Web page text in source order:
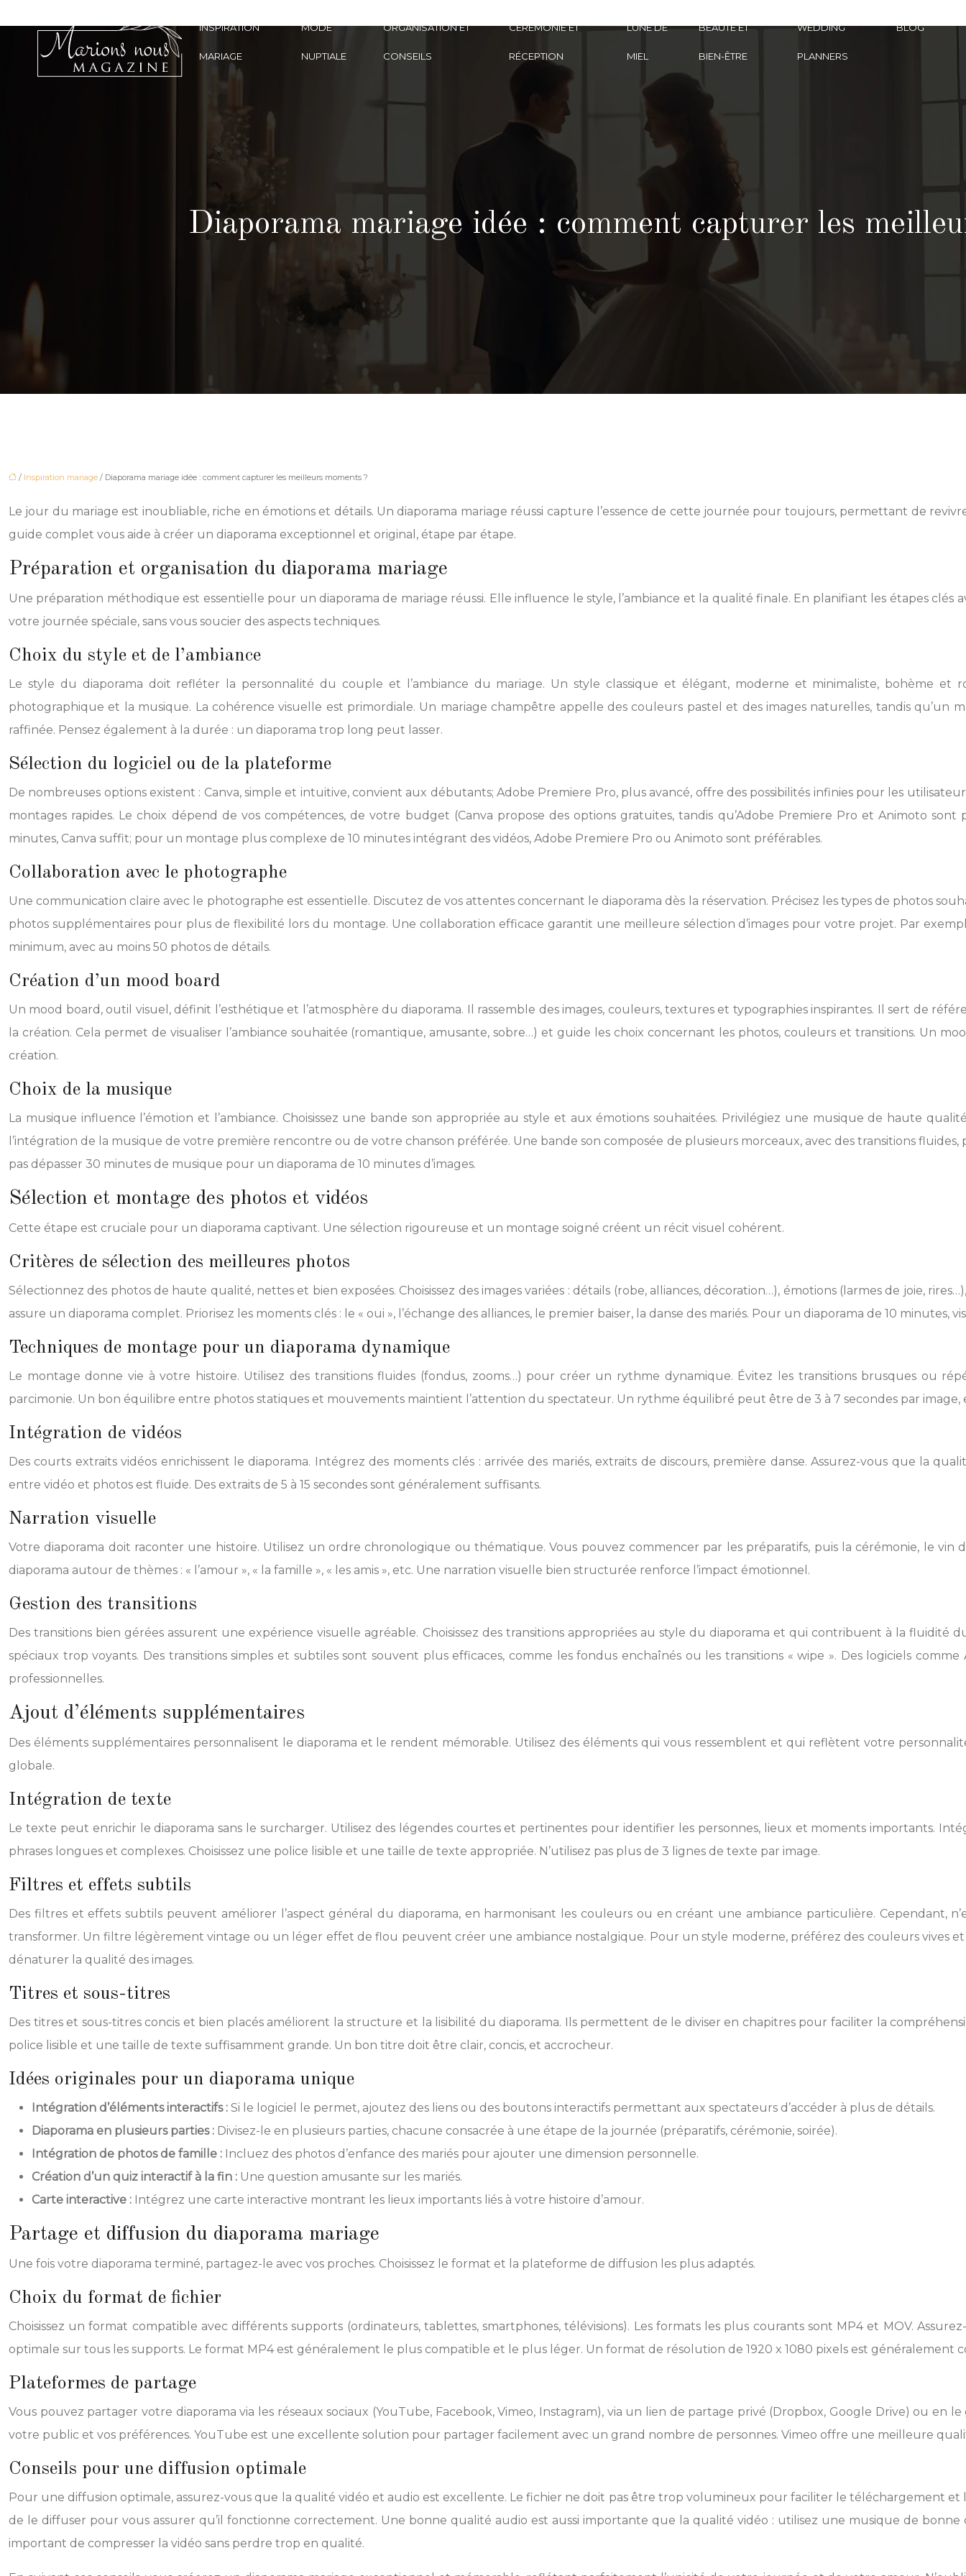
INSPIRATION
MARIAGE
MODE
NUPTIALE
ORGANISATION ET
CONSEILS
CÉRÉMONIE ET
RÉCEPTION
LUNE DE
MIEL
BEAUTÉ ET
BIEN-ÊTRE
WEDDING
PLANNERS
BLOG
Diaporama mariage idée : comment capturer les
/ Inspiration mariage / Diaporama mariage idée : comment capturer les meilleurs moments ?
Le jour du mariage est inoubliable, riche en émotions et détails. Un diaporama mariage réussi capture l’essence de cette journée pour toujours, permettant de
guide complet vous aide à créer un diaporama exceptionnel et original, étape par étape.
Préparation et organisation du diaporama mariage
Une préparation méthodique est essentielle pour un diaporama de mariage réussi. Elle influence le style, l’ambiance et la qualité finale. En planifiant les étapes
votre journée spéciale, sans vous soucier des aspects techniques.
Choix du style et de l’ambiance
Le style du diaporama doit refléter la personnalité du couple et l’ambiance du mariage. Un style classique et élégant, moderne et minimaliste, bohème et
photographique et la musique. La cohérence visuelle est primordiale. Un mariage champêtre appelle des couleurs pastel et des images naturelles, tandis qu’un
raffinée. Pensez également à la durée : un diaporama trop long peut lasser.
Sélection du logiciel ou de la plateforme
De nombreuses options existent : Canva, simple et intuitive, convient aux débutants; Adobe Premiere Pro, plus avancé, offre des possibilités infinies pour les
montages rapides. Le choix dépend de vos compétences, de votre budget (Canva propose des options gratuites, tandis qu’Adobe Premiere Pro et Animoto
minutes, Canva suffit; pour un montage plus complexe de 10 minutes intégrant des vidéos, Adobe Premiere Pro ou Animoto sont préférables.
Collaboration avec le photographe
Une communication claire avec le photographe est essentielle. Discutez de vos attentes concernant le diaporama dès la réservation. Précisez les types de photos
photos supplémentaires pour plus de flexibilité lors du montage. Une collaboration efficace garantit une meilleure sélection d’images pour votre projet. Par
minimum, avec au moins 50 photos de détails.
Création d’un mood board
Un mood board, outil visuel, définit l’esthétique et l’atmosphère du diaporama. Il rassemble des images, couleurs, textures et typographies inspirantes. Il sert de
la création. Cela permet de visualiser l’ambiance souhaitée (romantique, amusante, sobre…) et guide les choix concernant les photos, couleurs et transitions. Un
création.
Choix de la musique
La musique influence l’émotion et l’ambiance. Choisissez une bande son appropriée au style et aux émotions souhaitées. Privilégiez une musique de haute
l’intégration de la musique de votre première rencontre ou de votre chanson préférée. Une bande son composée de plusieurs morceaux, avec des transitions
pas dépasser 30 minutes de musique pour un diaporama de 10 minutes d’images.
Sélection et montage des photos et vidéos
Cette étape est cruciale pour un diaporama captivant. Une sélection rigoureuse et un montage soigné créent un récit visuel cohérent.
Critères de sélection des meilleures photos
Sélectionnez des photos de haute qualité, nettes et bien exposées. Choisissez des images variées : détails (robe, alliances, décoration…), émotions (larmes de joie,
assure un diaporama complet. Priorisez les moments clés : le « oui », l’échange des alliances, le premier baiser, la danse des mariés. Pour un diaporama de 10 minutes,
Techniques de montage pour un diaporama dynamique
Le montage donne vie à votre histoire. Utilisez des transitions fluides (fondus, zooms…) pour créer un rythme dynamique. Évitez les transitions brusques ou
parcimonie. Un bon équilibre entre photos statiques et mouvements maintient l’attention du spectateur. Un rythme équilibré peut être de 3 à 7 secondes par image,
Intégration de vidéos
Des courts extraits vidéos enrichissent le diaporama. Intégrez des moments clés : arrivée des mariés, extraits de discours, première danse. Assurez-vous que la
entre vidéo et photos est fluide. Des extraits de 5 à 15 secondes sont généralement suffisants.
Narration visuelle
Votre diaporama doit raconter une histoire. Utilisez un ordre chronologique ou thématique. Vous pouvez commencer par les préparatifs, puis la cérémonie, le vin
diaporama autour de thèmes : « l’amour », « la famille », « les amis », etc. Une narration visuelle bien structurée renforce l’impact émotionnel.
Gestion des transitions
Des transitions bien gérées assurent une expérience visuelle agréable. Choisissez des transitions appropriées au style du diaporama et qui contribuent à la fluidité
spéciaux trop voyants. Des transitions simples et subtiles sont souvent plus efficaces, comme les fondus enchaînés ou les transitions « wipe ». Des logiciels
professionnelles.
Ajout d’éléments supplémentaires
Des éléments supplémentaires personnalisent le diaporama et le rendent mémorable. Utilisez des éléments qui vous ressemblent et qui reflètent votre
globale.
Intégration de texte
Le texte peut enrichir le diaporama sans le surcharger. Utilisez des légendes courtes et pertinentes pour identifier les personnes, lieux et moments importants.
phrases longues et complexes. Choisissez une police lisible et une taille de texte appropriée. N’utilisez pas plus de 3 lignes de texte par image.
Filtres et effets subtils
Des filtres et effets subtils peuvent améliorer l’aspect général du diaporama, en harmonisant les couleurs ou en créant une ambiance particulière. Cependant,
transformer. Un filtre légèrement vintage ou un léger effet de flou peuvent créer une ambiance nostalgique. Pour un style moderne, préférez des couleurs vives
dénaturer la qualité des images.
Titres et sous-titres
Des titres et sous-titres concis et bien placés améliorent la structure et la lisibilité du diaporama. Ils permettent de le diviser en chapitres pour faciliter la
police lisible et une taille de texte suffisamment grande. Un bon titre doit être clair, concis, et accrocheur.
Idées originales pour un diaporama unique
Intégration d’éléments interactifs : Si le logiciel le permet, ajoutez des liens ou des boutons interactifs permettant aux spectateurs d’accéder à plus de détails.
Diaporama en plusieurs parties : Divisez-le en plusieurs parties, chacune consacrée à une étape de la journée (préparatifs, cérémonie, soirée).
Intégration de photos de famille : Incluez des photos d’enfance des mariés pour ajouter une dimension personnelle.
Création d’un quiz interactif à la fin : Une question amusante sur les mariés.
Carte interactive : Intégrez une carte interactive montrant les lieux importants liés à votre histoire d’amour.
Partage et diffusion du diaporama mariage
Une fois votre diaporama terminé, partagez-le avec vos proches. Choisissez le format et la plateforme de diffusion les plus adaptés.
Choix du format de fichier
Choisissez un format compatible avec différents supports (ordinateurs, tablettes, smartphones, télévisions). Les formats les plus courants sont MP4 et MOV.
optimale sur tous les supports. Le format MP4 est généralement le plus compatible et le plus léger. Un format de résolution de 1920 x 1080 pixels est généralement
Plateformes de partage
Vous pouvez partager votre diaporama via les réseaux sociaux (YouTube, Facebook, Vimeo, Instagram), via un lien de partage privé (Dropbox, Google Drive) ou en
votre public et vos préférences. YouTube est une excellente solution pour partager facilement avec un grand nombre de personnes. Vimeo offre une meilleure
Conseils pour une diffusion optimale
Pour une diffusion optimale, assurez-vous que la qualité vidéo et audio est excellente. Le fichier ne doit pas être trop volumineux pour faciliter le téléchargement et
de le diffuser pour vous assurer qu’il fonctionne correctement. Une bonne qualité audio est aussi importante que la qualité vidéo : utilisez une musique de
important de compresser la vidéo sans perdre trop en qualité.